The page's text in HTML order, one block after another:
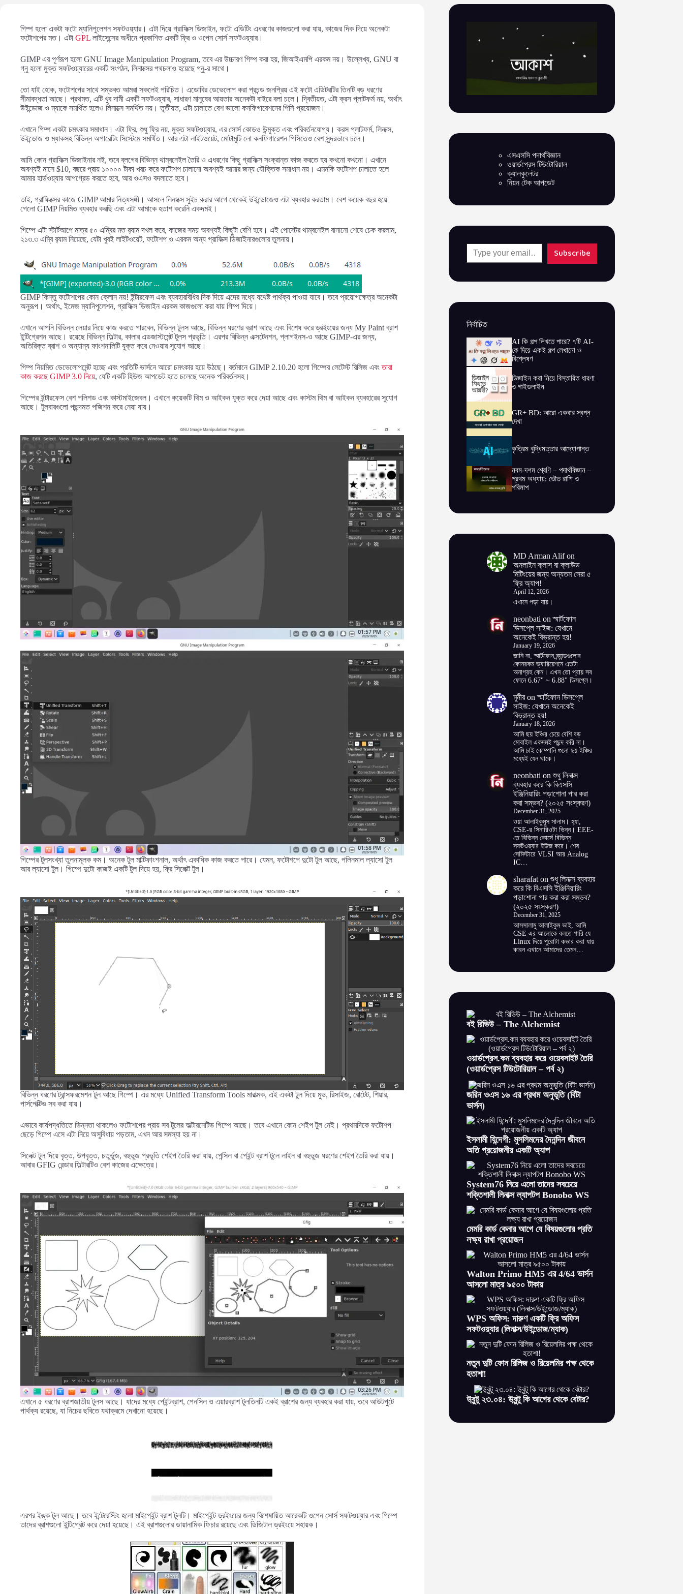
গিম্প হলো একটা ফটো ম্যানিপুলেশন সফটওয়্যার। এটা দিয়ে গ্রাফিক্স ডিজাইন, ফটো এডিটিং এধরণের কাজগুলো করা যায়, কাজের দিক দিয়ে অনেকটা
ফটোশপের মত। এটা GPL লাইসেন্সের অধীনে প্রকাশিত একটি ফ্রি ও ওপেন সোর্স সফটওয়্যার।
GIMP এর পূর্ণরূপ হলো GNU Image Manipulation Program, তবে এর উচ্চারণ গিম্প করা হয়, জিআইএমপি এরকম নয়। উল্লেখ্য, GNU বা
গ্নু হলো মুক্ত সফটওয়্যারের একটি সংগঠন, লিনাক্সের পথচলাও হয়েছে গ্নু-র সাথে।
তো যাই হোক, ফটোশপের সাথে সম্ভবত আমরা সকলেই পরিচিত। এডোবির ডেভেলোপ করা প্রচন্ড জনপ্রিয় এই ফটো এডিটরটির তিনটি বড় ধরণের
সীমাবদ্ধতা আছে। প্রথমত, এটি খুব দামী একটি সফটওয়্যার, সাধারণ মানুষের আয়তার অনেকটা বাইরে বলা চলে। দ্বিতীয়ত, এটা ক্রস প্লাটফর্ম নয়, অর্থাৎ
উইন্ডোজ ও ম্যাকে সমর্থিত হলেও লিনাক্সে সমর্থিত নয়। তৃতীয়ত, এটা চালাতে বেশ ভালো কনফিগারেশনের পিসি প্রয়োজন।
এখানে গিম্প একটা চমৎকার সমাধান। এটা ফ্রি, শুধু ফ্রি নয়, মুক্ত সফটওয়্যার, এর সোর্স কোডও উন্মুক্ত এবং পরিবর্তনযোগ্য। ক্রস প্লাটফর্ম, লিনাক্স,
উইন্ডোজ ও ম্যাকসহ বিভিন্ন অপারেটিং সিস্টেমে সমর্থিত। আর এটা লাইটওয়েট, মোটামুটি লো কনফিগারেশন পিসিতেও বেশ সুন্দরভাবে চলে।
আমি কোন গ্রাফিক্স ডিজাইনার নই, তবে ব্লগের বিভিন্ন থাম্বনেইল তৈরি ও এধরণের কিছু গ্রাফিক্স সংক্রান্ত কাজ করতে হয় কখনো কখনো। এখানে
অবশ্যই মাসে $10, বছরে প্রায় ১০০০০ টাকা খরচ করে ফটোশপ চালানো অবশ্যই আমার জন্য যৌক্তিক সমাধান নয়। এমনকি ফটোশপ চালাতে হলে
আমার হার্ডওয়্যার আপগ্রেড করতে হবে, আর ওএসও বদলাতে হবে।
তাই, গ্রাফিক্সের কাজে GIMP আমার নিত্যসঙ্গী। আসলে লিনাক্সে সুইচ করার আগে থেকেই উইন্ডোজেও এটা ব্যবহার করতাম। বেশ কয়েক বছর হয়ে
গেলো GIMP নিয়মিত ব্যবহার করছি এবং এটা আমাকে হতাশ করেনি একদমই।
গিম্পে এটা স্টার্টআপে মাত্র ৫০ এম্বির মত র‍্যাম দখল করে, কাজের সময় অবশ্যই কিছুটা বেশি হবে। এই পোস্টের থাম্বনেইল বানানো শেষে চেক করলাম,
২১৩.৩ এম্বি র‍্যাম নিয়েছে, যেটা খুবই লাইটওয়েট, ফটোশপ ও এরকম অন্য গ্রাফিক্স ডিজাইনারগুলোর তুলনায়।
GIMP কিন্তু ফটোশপের কোন ক্লোন নয়! ইন্টারফেস এবং ব্যবহারবিধির দিক দিয়ে এদের মধ্যে যথেষ্ট পার্থক্য পাওয়া যাবে। তবে প্রয়োগক্ষেত্র অনেকটা
অনুরূপ। অর্থাৎ, ইমেজ ম্যানিপুলেশন, গ্রাফিক্স ডিজাইন এরকম কাজগুলো করা যায় গিম্প দিয়ে।
এখানে আপনি বিভিন্ন লেয়ার নিয়ে কাজ করতে পারবেন, বিভিন্ন টুলস আছে, বিভিন্ন ধরণের ব্রাশ আছে এবং বিশেষ করে ড্রইংয়ের জন্য My Paint ব্রাশ
ইন্টিগ্রেশন আছে। রয়েছে বিভিন্ন ফিল্টার, কালার এডজাস্টমেন্ট টুলস প্রভৃতি। এরপর বিভিন্ন এক্সটেনশন, প্লাগইনস-ও আছে GIMP-এর জন্য,
অতিরিক্ত ব্রাশ ও অন্যান্য ফাংশনালিটি যুক্ত করে নেওয়ার সুযোগ আছে।
গিম্প নিয়মিত ডেভেলোপমেন্ট হচ্ছে এবং প্রতিটি ভার্সনে আরো চমৎকার হয়ে উঠছে। বর্তমানে GIMP 2.10.20 হলো গিম্পের লেটেস্ট রিলিজ এবংতারা
কাজ করছে GIMP 3.0 নিয়ে, যেটি একটি হিউজ আপডেট হতে চলেছে অনেক পরিবর্তনসহ।
গিম্পের ইন্টারফেস বেশ পলিশড এবং কাস্টমাইজেবল। এখানে কয়েকটি থিম ও আইকন যুক্ত করে দেয়া আছে এবং কাস্টম থিম বা আইকন ব্যবহারের সুযোগ
আছে। টুলবারগুলো পছন্দমত পজিশন করে নেয়া যায়।
গিম্পের টুলসংখ্যা তুলনামূলক কম। অনেক টুল মাল্টিফাংশনাল, অর্থাৎ একাধিক কাজ করতে পারে। যেমন, ফটোশপে দুটো টুল আছে, পলিনমাল ল্যাসো টুল
আর ল্যাসো টুল। গিম্পে দুটো কাজই একটি টুল দিয়ে হয়, ফ্রি সিলেক্ট টুল।
বিভিন্ন ধরণের ট্রান্সফরমেশন টুল আছে গিম্পে। এর মধ্যে Unified Transform Tools মারাত্মক, এই একটা টুল দিয়ে মুভ, রিসাইজ, রোটেট, শিয়ার,
পার্সপেক্টিভ সব করা যায়।
এভাবে কার্যপদ্ধতিতে ভিন্নতা থাকলেও ফটোশপের প্রায় সব টুলের অল্টারনেটিভ গিম্পে আছে। তবে এখানে কোন শেইপ টুল নেই। প্রথমদিকে ফটোশপ
ছেড়ে গিম্পে এসে এটা নিয়ে অসুবিধায় পড়তাম, এখন আর সমস্যা হয় না।
সিলেক্ট টুল দিয়ে বৃত্ত, উপবৃত্ত, চতুর্ভুজ, বহুভুজ প্রভৃতি শেইপ তৈরি করা যায়, পেন্সিল বা পেইন্ট ব্রাশ টুলে লাইন বা বহুভুজ ধরণের শেইপ তৈরি করা যায়।
আবার GFIG রেন্ডার ফিল্টারটিও বেশ কাজের এক্ষেত্রে।
এখানে ৫ ধরণের ব্রাশজাতীয় টুলস আছে। যাদের মধ্যে পেইন্টব্রাশ, পেনসিল ও এয়ারব্রাশ টুলতিনটি একই ব্রাশের জন্য ব্যবহার করা যায়, তবে আউটপুটে
পার্থক্য রয়েছে, যা নিচের ছবিতে যথাক্রমে দেখানো হয়েছে।
এরপর ইঙ্ক টুল আছে। তবে ইন্টেরেস্টিং হলো মাইপেইন্ট ব্রাশ টুলটি। মাইপেইন্ট ড্রইংয়ের জন্য বিশেষায়িত আরেকটি ওপেন সোর্স সফটওয়্যার এবং গিম্পে
তাদের ব্রাশগুলো ইন্টিগ্রেট করে দেয়া হয়েছে। এই ব্রাশগুলোর ডায়ানামিক ফিচার রয়েছে এবং ডিজিটাল ড্রইংয়ে সহায়ক।
এসএসসি পদার্থবিজ্ঞান
ওয়ার্ডপ্রেস টিউটোরিয়াল
ক্যালকুলেটর
নিয়ন টেক আপডেট
Type your email…
Subscribe
নির্বাচিত
AI কি গল্প লিখতে পারে? ৭টি AI-
কে দিয়ে একই গল্প লেখানো ও
বিশ্লেষণ
ডিজাইন করা নিয়ে বিস্তারিত ধারণা
ও গাইডলাইন
GR+ BD: আরো একবার স্বপ্ন
দেখা
কৃত্রিম বুদ্ধিমত্তার আদ্যোপান্ত
নবম-দশম শ্রেণি – পদার্থবিজ্ঞান –
প্রথম অধ্যায়: ভৌত রাশি ও
পরিমাপ
MD Arman Alifon
অনলাইন ক্লাস বা ক্লাউড
মিটিংয়ের জন্য অন্যতম সেরা ৫
ফ্রি অ্যাপ!
April 12, 2026
এখানে পড়া যায়।
neonbati onস্মার্টফোন
ডিসপ্লে সাইজ: যেখানে
অনেকেই বিভ্রান্ত হয়!
January 19, 2026
জানি না, স্মার্টফোন ব্র্যান্ডগুলোর
কোনরকম ভ্যারিয়েশনে এতটা
অনাগ্রহ কেন। এখন তো প্রায় সব
ফোনে 6.67" ~ 6.88" ডিসপ্লে।
মুনীরonস্মার্টফোন ডিসপ্লে
সাইজ: যেখানে অনেকেই
বিভ্রান্ত হয়!
January 18, 2026
আমি ছয় ইঞ্চির চেয়ে বেশি বড়
মোবাইল একদমই পছন্দ করি না।
আমি চাই কোম্পানি গুলো ছয় ইঞ্চির
মধ্যেই যেন থাকে।
neonbati onশুধু লিনাক্স
ব্যবহার করে কি বিএসসি
ইঞ্জিনিয়ারিং পড়াশোনা পার করা
করা সম্ভব? (২০২৫ সংস্করণ)
December 31, 2025
ওয়া আলাইকুমুস সালাম। হ্যা,
CSE-র সিনারিওটা ভিন্ন। EEE-
তে বিভিন্ন কোর্সে বিভিন্ন
সফটওয়্যার ইউজ করে। শেষ
সেমিস্টারে VLSI আর Analog
IC…
sharafat onশুধু লিনাক্স ব্যবহার
করে কি বিএসসি ইঞ্জিনিয়ারিং
পড়াশোনা পার করা করা সম্ভব?
(২০২৫ সংস্করণ)
December 31, 2025
আসসালামু আলাইকুম ভাই, আমি
CSE এর আলোকে বলতে পারি যে
Linux দিয়ে পুরোটা কভার করা যায়
কারন এখানে আমাদের তেমন…
বই রিভিউ – The Alchemist
ওয়ার্ডপ্রেস.কম ব্যবহার করে ওয়েবসাইট তৈরি
(ওয়ার্ডপ্রেস টিউটোরিয়াল – পর্ব ২)
জরিন ওএস ১৬ এর প্রথম অনুভূতি (বিটা
ভার্সন)
ইসলামী যিন্দেগী: মুসলিমদের দৈনন্দিন জীবনে
অতি প্রয়োজনীয় একটি অ্যাপ
System76 নিয়ে এলো তাদের সবচেয়ে
শক্তিশালী লিনাক্স ল্যাপটপ Bonobo WS
মেমরি কার্ড কেনার আগে যে বিষয়গুলোর প্রতি
লক্ষ্য রাখা প্রয়োজন
Walton Primo HM5 এর 4/64 ভার্সন
আসলো মাত্র ৯৫০০ টাকায়
WPS অফিস: দারুণ একটি ফ্রি অফিস
সফটওয়্যার (লিনাক্স/উইন্ডোজ/ম্যাক)
নতুন দুটি ফোন রিলিজ ও রিয়েলমির পক্ষ থেকে
হতাশা!
উবুন্টু ২৩.০৪: উবুন্টু কি আগের থেকে বেটার?